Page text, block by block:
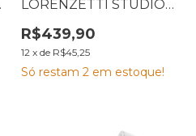
LORENZETTI STUDIO
R$439,90
12 x de R$45,25
Só restam 2 em estoque!